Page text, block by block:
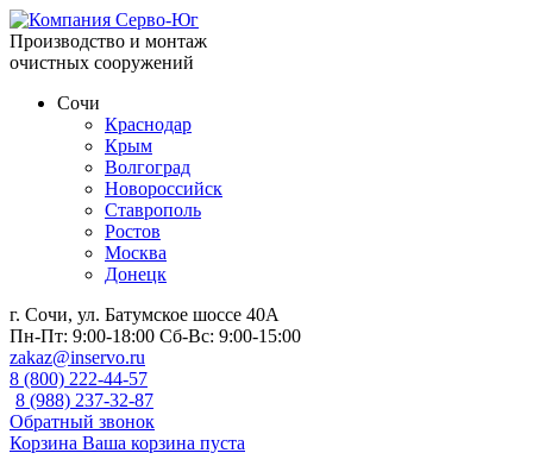
Производство и монтаж
очистных сооружений
Сочи
Краснодар
Крым
Волгоград
Новороссийск
Ставрополь
Ростов
Москва
Донецк
г. Сочи, ул. Батумское шоссе 40А
Пн-Пт: 9:00-18:00 Сб-Вс: 9:00-15:00
zakaz@inservo.ru
8 (800) 222-44-57
8 (988) 237-32-87
Обратный звонок
Корзина Ваша корзина пуста